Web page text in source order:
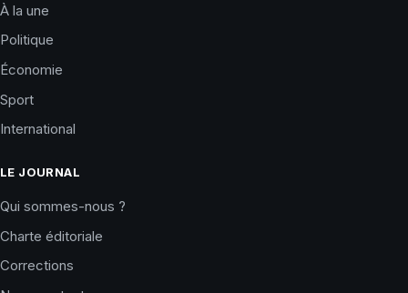
À la une
Politique
Économie
Sport
International
LE JOURNAL
Qui sommes-nous ?
Charte éditoriale
Corrections